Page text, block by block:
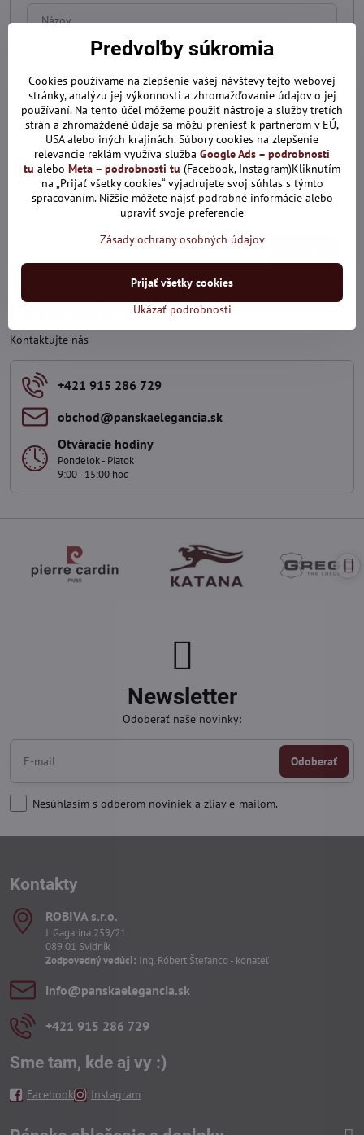
Komentár:*
Potrebujete poradiť?
Kontaktujte nás
+421 915 286 729
obchod​@panskaelegancia​.sk
Otváracie hodiny
Pondelok - Piatok
9:00 - 15:00 hod
Newsletter
Odoberať naše novinky:
Odoberať
Nesúhlasím s odberom noviniek a zliav e-mailom.
Kontakty
ROBIVA s​.r​.o​.
J. Gagarina 259/21
089 01 Svidník
Zodpovedný vedúci: Ing. Róbert Štefanco - konateľ
info​@panskaelegancia​.sk
+421 915 286 729
Sme tam, kde aj vy :)
Facebook Instagram
Predvoľby súkromia
Cookies používame na zlepšenie vašej návštevy tejto webovej
stránky, analýzu jej výkonnosti a zhromažďovanie údajov o jej
používaní. Na tento účel môžeme použiť nástroje a služby tretích
strán a zhromaždené údaje sa môžu preniesť k partnerom v EÚ,
USA alebo iných krajinách. Súbory cookies na zlepšenie
relevancie reklám využíva služba Google Ads – podrobnosti
tu alebo Meta – podrobnosti tu (Facebook, Instagram)Kliknutím
na „Prijať všetky cookies“ vyjadrujete svoj súhlas s týmto
spracovaním. Nižšie môžete nájsť podrobné informácie alebo
upraviť svoje preferencie
Zásady ochrany osobných údajov
Ukázať podrobnosti
Prijať všetky cookies